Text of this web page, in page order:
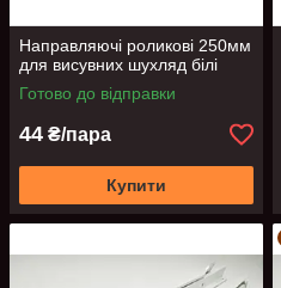
Направляючі роликові 250мм
для висувних шухляд білі
Готово до відправки
44 ₴/пара
Купити